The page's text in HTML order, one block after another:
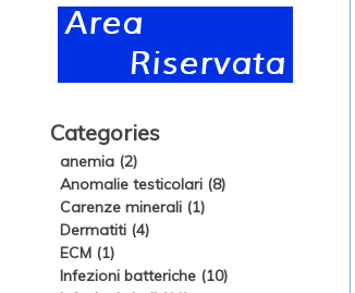
Categories
anemia (2)
Anomalie testicolari (8)
Carenze minerali (1)
Dermatiti (4)
ECM (1)
Infezioni batteriche (10)